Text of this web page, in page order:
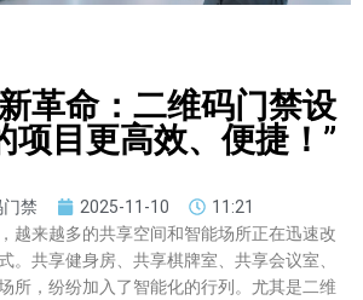
革命：二维码门禁设
项目更高效、便捷！”
门禁 2025-11-10
11:21
越来越多的共享空间和智能场所正在迅速改
。共享健身房、共享棋牌室、共享会议室、
所，纷纷加入了智能化的行列。尤其是二维